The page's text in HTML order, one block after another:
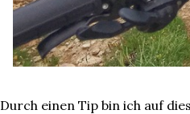
Durch einen Tip bin ich auf